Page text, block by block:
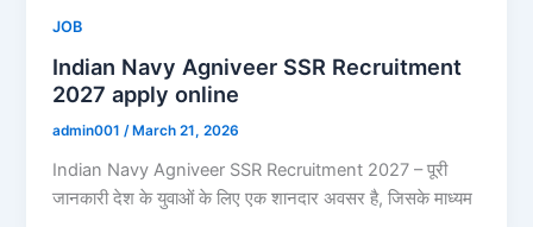
JOB
Indian Navy Agniveer SSR Recruitment
2027 apply online
admin001/ March 21, 2026
Indian Navy Agniveer SSR Recruitment 2027 – पूरी
जानकारी देश के युवाओं के लिए एक शानदार अवसर है, जिसके माध्यम